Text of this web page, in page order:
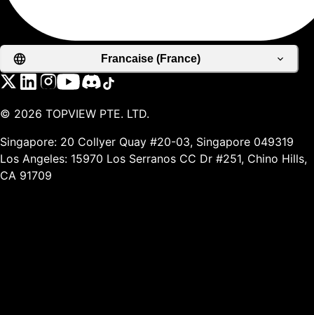
Francaise (France)
© 2026 TOPVIEW PTE. LTD.
Singapore: 20 Collyer Quay #20-03, Singapore 049319
Los Angeles: 15970 Los Serranos CC Dr #251, Chino Hills,
CA 91709